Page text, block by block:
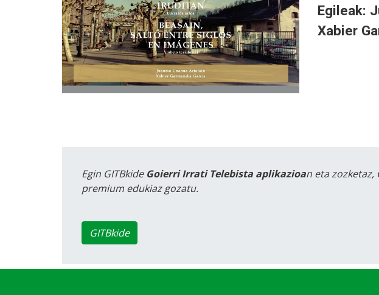
Egileak:
Xabier
Egin GITBkide Goierri Irrati Telebista aplikazioan eta
premium edukiaz gozatu.
GITBkide